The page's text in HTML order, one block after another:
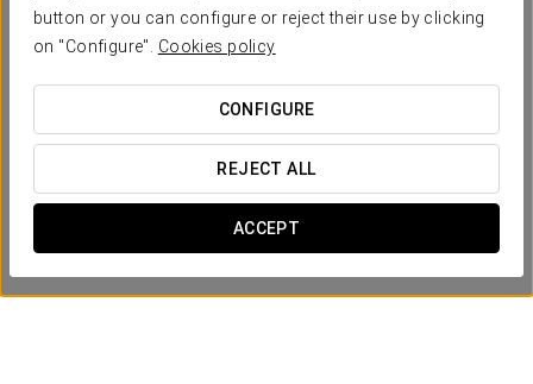
button or you can configure or reject their use by clicking
on "Configure". Cookies policy
CONFIGURE
REJECT ALL
ACCEPT
25 €
ПОСМОТРЕТЬ ПРЕДЛОЖЕНИЕ